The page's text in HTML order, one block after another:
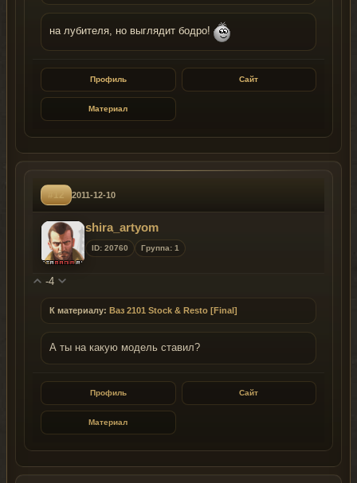
на лубителя, но выглядит бодро!
Профиль Сайт
Материал
#12 2011-12-10
shira_artyom
ID: 20760 Группа: 1
-4
К материалу: Ваз 2101 Stock & Resto [Final]
А ты на какую модель ставил?
Профиль Сайт
Материал